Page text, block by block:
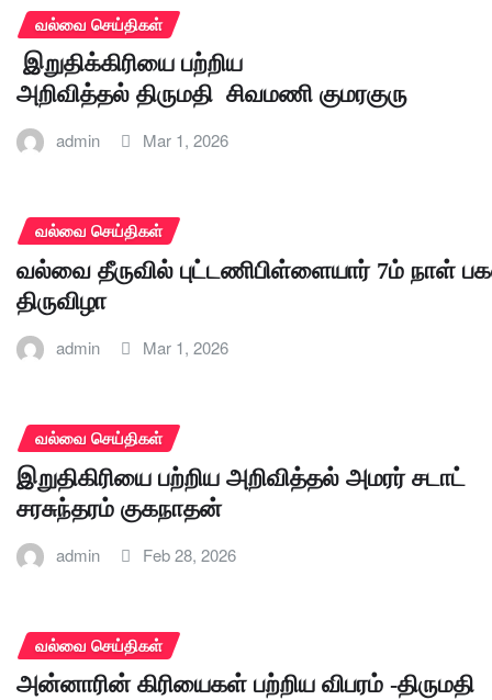
வல்வை செய்திகள்
இறுதிக்கிரியை பற்றிய
அறிவித்தல் திருமதி சிவமணி குமரகுரு
admin Mar 1, 2026
வல்வை செய்திகள்
வல்வை தீருவில் புட்டணிபிள்ளையார் 7ம் நாள்
திருவிழா
admin Mar 1, 2026
வல்வை செய்திகள்
இறுதிகிரியை பற்றிய அறிவித்தல் அமரர் சடாட்
சரசுந்தரம் குகநாதன்
admin Feb 28, 2026
வல்வை செய்திகள்
அன்னாரின் கிரியைகள் பற்றிய விபரம் -திருமதி